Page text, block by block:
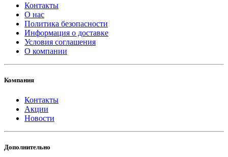
Контакты
О нас
Политика безопасности
Информация о доставке
Условия соглашения
О компании
Компания
Контакты
Акции
Новости
Дополнительно